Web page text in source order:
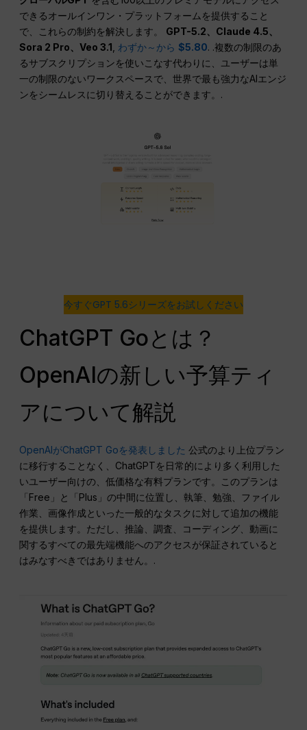
できるオールインワン・プラットフォームを提供すること
で、これらの制約を解決します。 GPT-5.2、Claude 4.5、
Sora 2 Pro、Veo 3.1 ,わずか～から$5.80. .複数の制限のあ
るサブスクリプションを使いこなす代わりに、ユーザーは単
一の制限のないワークスペースで、世界で最も強力なAIエンジ
ンをシームレスに切り替えることができます。.
今すぐGPT 5.6シリーズをお試しください
ChatGPT Goとは？
OpenAIの新しい予算ティ
アについて解説
OpenAIがChatGPT Goを発表しました 公式のより上位プラン
に移行することなく、ChatGPTを日常的により多く利用した
いユーザー向けの、低価格な有料プランです。このプランは
「Free」と「Plus」の中間に位置し、執筆、勉強、ファイル
作業、画像作成といった一般的なタスクに対して追加の機能
を提供します。ただし、推論、調査、コーディング、動画に
関するすべての最先端機能へのアクセスが保証されていると
はみなすべきではありません。.